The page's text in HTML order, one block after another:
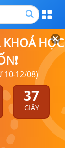
KHOÁ HỌC
10-12/08)
37
GIÂY